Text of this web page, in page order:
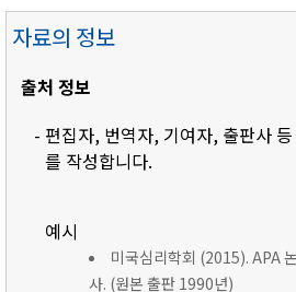
자료의 정보
출처 정보
- 편집자, 번역자, 기여자, 출판사
를 작성합니다.
예시
미국심리학회 (2015). APA
사. (원본 출판 1990년)